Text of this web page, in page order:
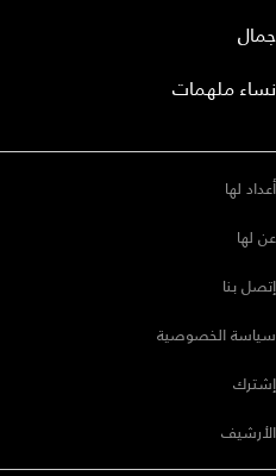
جمال
نساء ملهمات
أعداد لها
عن لها
إتصل بنا
سياسة الخصوصية
إشترك
الأرشيف